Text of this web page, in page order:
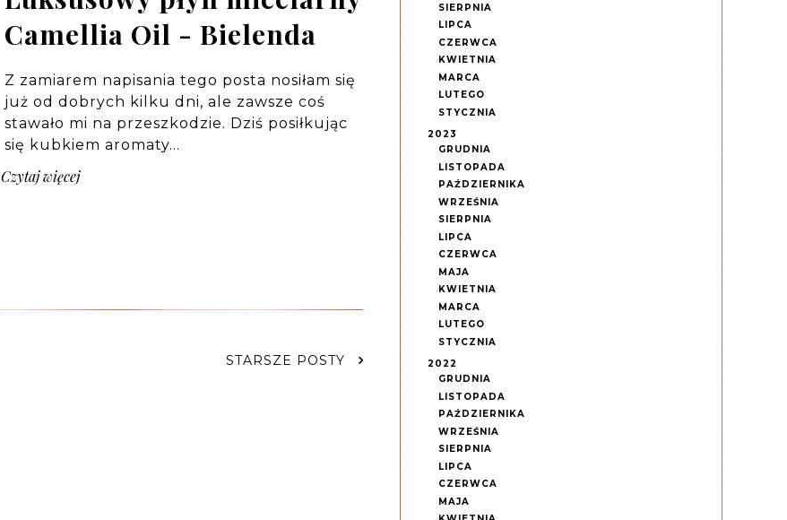
Camellia Oil - Bielenda
Z zamiarem napisania tego posta nosiłam się
już od dobrych kilku dni, ale zawsze coś
stawało mi na przeszkodzie. Dziś posiłkując
się kubkiem aromaty…
Czytaj więcej
STARSZE POSTY
SIERPNIA
LIPCA
CZERWCA
KWIETNIA
MARCA
LUTEGO
STYCZNIA
2023
GRUDNIA
LISTOPADA
PAŹDZIERNIKA
WRZEŚNIA
SIERPNIA
LIPCA
CZERWCA
MAJA
KWIETNIA
MARCA
LUTEGO
STYCZNIA
2022
GRUDNIA
LISTOPADA
PAŹDZIERNIKA
WRZEŚNIA
SIERPNIA
LIPCA
CZERWCA
MAJA